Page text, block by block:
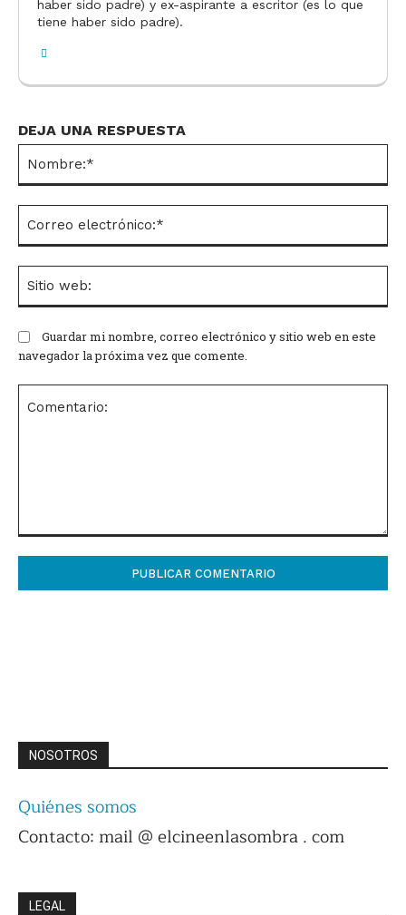
haber sido padre) y ex-aspirante a escritor (es lo que
tiene haber sido padre).
DEJA UNA RESPUESTA
Comentario:
Guardar mi nombre, correo electrónico y sitio web en este
navegador la próxima vez que comente.
NOSOTROS
Quiénes somos
Contacto: mail @ elcineenlasombra . com
LEGAL